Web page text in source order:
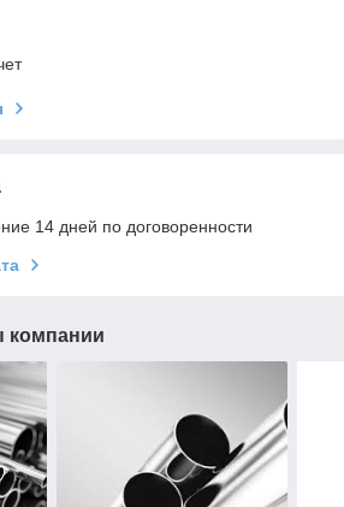
14 дней по договоренности
компании